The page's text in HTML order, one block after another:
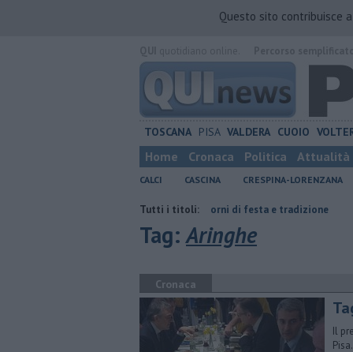
Questo sito contribuisce
TOSCANA PISA VALDERA CUOIO
Home Cronaca Politica Attualità
CALCI CASCINA CRESPINA-LORENZANA
Tutti i titoli:
San Casciano, dieci giorni di festa e tradizione Galilei,
Tag:Aringhe
Cronaca
Il